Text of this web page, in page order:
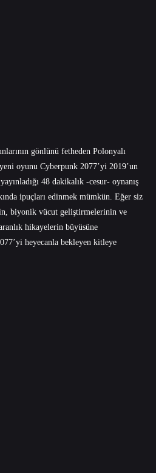
gönlünü fetheden Polonyalı
oyunu Cyberpunk 2077’yi 2019’un
48 dakikalık -cesur- oynanış
ipuçları edinmek mümkün. Eğer siz
biyonik vücut geliştirmelerinin ve
hikayelerin büyüsüne
heyecanla bekleyen kitleye